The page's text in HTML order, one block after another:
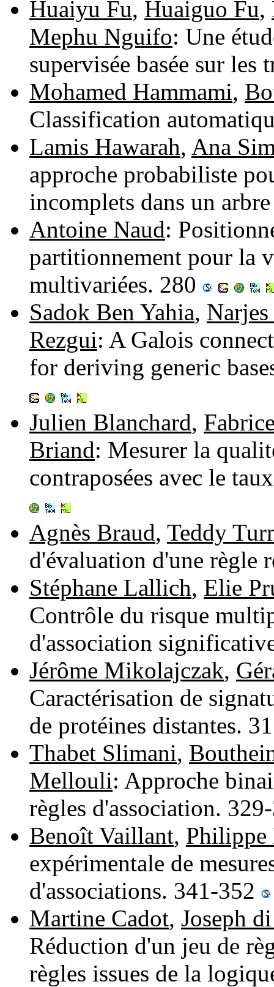
Huaiyu Fu, Huaiguo Fu,
Mephu Nguifo: Une
supervisée basée sur
Mohamed Hammami,
Classification
Lamis Hawarah, Ana
approche probabiliste
incomplets dans un
Antoine Naud:
partitionnement pour la
multivariées. 280
Sadok Ben Yahia,
Rezgui: A Galois
for deriving generic
Julien Blanchard,
Briand: Mesurer la
contraposées avec le
Agnès Braud, Teddy
d'évaluation d'une règle
Stéphane Lallich, Elie
Contrôle du risque
d'association
Jérôme Mikolajczak,
Caractérisation de
de protéines distantes.
Thabet Slimani,
Mellouli: Approche
règles d'association.
Benoît Vaillant, Philippe
expérimentale de
d'associations. 341-352
Martine Cadot, Joseph
Réduction d'un jeu de
règles issues de la